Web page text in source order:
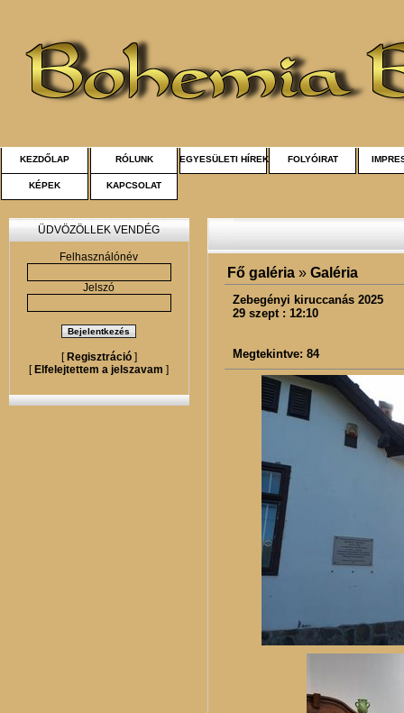
KEZDŐLAP RÓLUNK EGYESÜLETI HÍREK FOLYÓIRAT
KÉPEK KAPCSOLAT
Fő galéria» Galéria
Zebegényi kiruccanás 2025
29 szept : 12:10
Megtekintve: 84
ÜDVÖZÖLLEK VENDÉG
Felhasználónév
Jelszó
[ Regisztráció]
[ Elfelejtettem a jelszavam ]